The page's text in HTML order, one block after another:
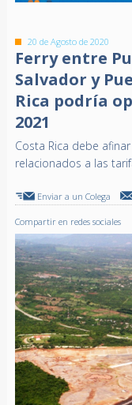
20 de Agosto de 2020
Ferry entre
Salvador y
Rica podría
2021
Costa Rica debe
relacionados a las
Enviar a un Colega
Compartir en redes sociales